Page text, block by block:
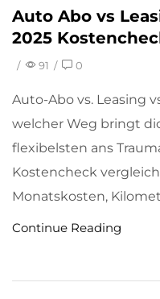
Auto Abo vs
2025
/ 91 / 0
Auto-Abo vs. Leasing
welcher Weg bringt
flexibelsten ans
Kostencheck
Monatskosten,
Continue Reading